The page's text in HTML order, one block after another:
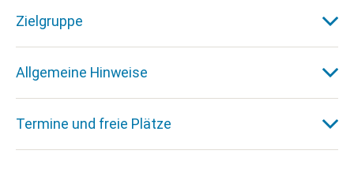
Zielgruppe
Allgemeine Hinweise
Termine und freie Plätze